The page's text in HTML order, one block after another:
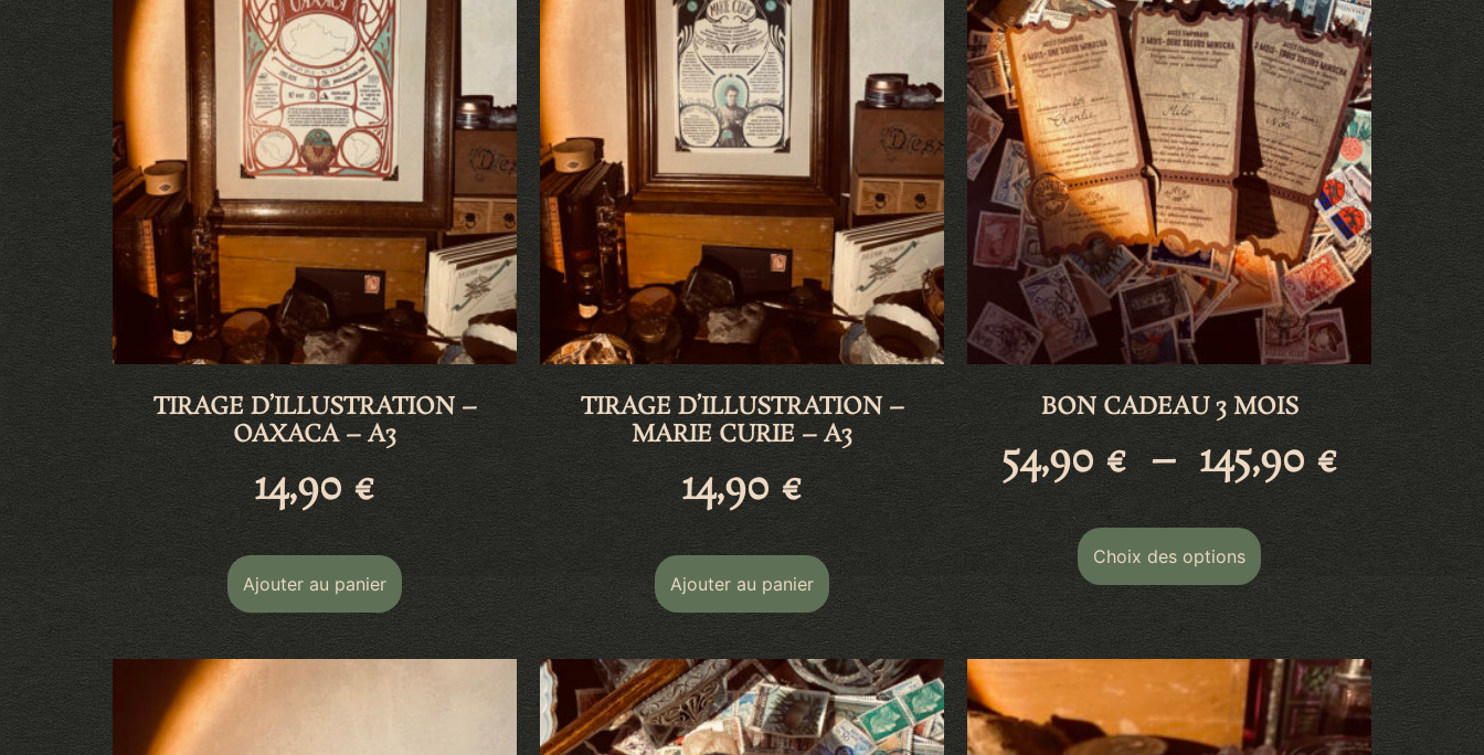
TIRAGE D’ILLUSTRATION –
OAXACA – A3
14,90€
Ajouter au panier
TIRAGE D’ILLUSTRATION –
MARIE CURIE – A3
14,90€
Ajouter au panier
BON CADEAU 3 MOIS
54,90€ – 145,90€
Choix des options